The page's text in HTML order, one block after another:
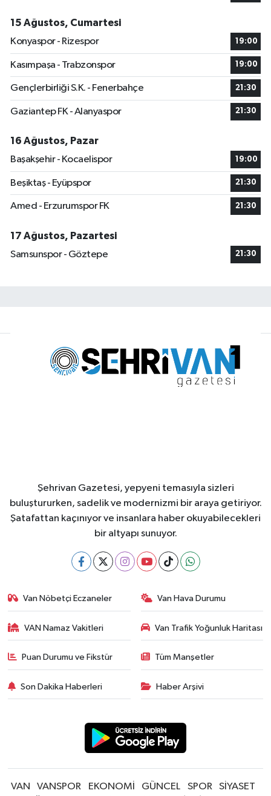
15 Ağustos, Cumartesi
Konyaspor - Rizespor
19:00
Kasımpaşa - Trabzonspor 19:00
Gençlerbirliği S.K. - Fenerbahçe 21:30
Gaziantep FK - Alanyaspor 21:30
16 Ağustos, Pazar
Başakşehir - Kocaelispor
19:00
Beşiktaş - Eyüpspor 21:30
Amed - Erzurumspor FK 21:30
17 Ağustos, Pazartesi
Samsunspor - Göztepe
21:30
Şehrivan Gazetesi, yepyeni temasıyla sizleri
buluştururken, sadelik ve modernizmi bir araya getiriyor.
Şatafattan kaçınıyor ve insanlara haber okuyabilecekleri
bir altyapı sunuyor.
Van Nöbetçi Eczaneler Van Hava Durumu
VAN Namaz Vakitleri Van Trafik Yoğunluk Haritası
Puan Durumu ve Fikstür Tüm Manşetler
Son Dakika Haberleri Haber Arşivi
VAN VANSPOR EKONOMİ GÜNCEL SPOR SİYASET